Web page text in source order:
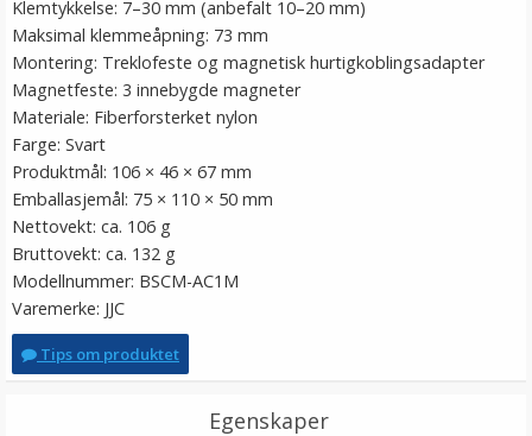
Klemtykkelse: 7–30 mm (anbefalt 10–20 mm)
Maksimal klemmeåpning: 73 mm
Montering: Treklofeste og magnetisk hurtigkoblingsadapter
Magnetfeste: 3 innebygde magneter
Materiale: Fiberforsterket nylon
Farge: Svart
Produktmål: 106 × 46 × 67 mm
Emballasjemål: 75 × 110 × 50 mm
Nettovekt: ca. 106 g
Bruttovekt: ca. 132 g
Modellnummer: BSCM-AC1M
Varemerke: JJC
Tips om produktet
Egenskaper